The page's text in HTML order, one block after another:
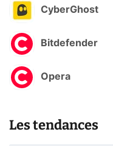
CyberGhost
Bitdefender
Opera
Les tendances